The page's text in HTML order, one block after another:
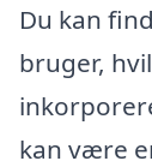
Du kan
bruger,
kan være